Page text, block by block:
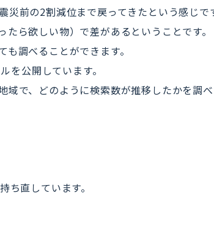
前の2割減位まで戻ってきたという感じで
ら欲しい物）で差があるということです。
調べることができます。
公開しています。
域で、どのように検索数が推移したかを調
直しています。